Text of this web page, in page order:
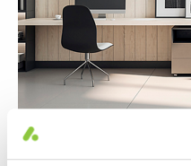
Energieeffizient